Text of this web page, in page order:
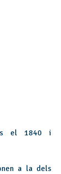
el 1840 i
a la dels